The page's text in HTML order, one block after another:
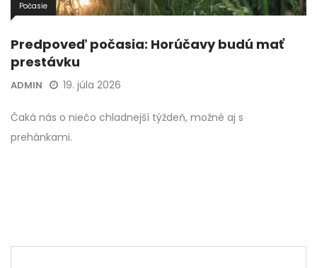
Počasie
Predpoveď počasia: Horúčavy budú mať
prestávku
ADMIN 19. júla 2026
Čaká nás o niečo chladnejší týždeň, možné aj s
prehánkami.